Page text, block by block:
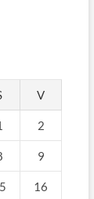
V
2
9
16